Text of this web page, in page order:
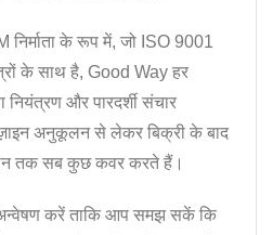
निर्माता के रूप में, जो ISO 9001
के साथ है, Good Way हर
नियंत्रण और पारदर्शी संचार
अनुकूलन से लेकर बिक्री के बाद
तक सब कुछ कवर करते हैं।
करें ताकि आप समझ सकें कि